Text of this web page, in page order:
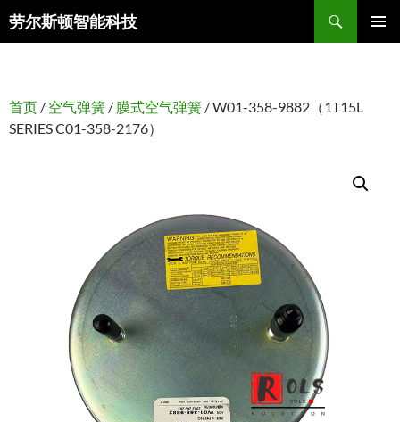
劳尔斯顿智能科技
搜
索
首页 / 空气弹簧 / 膜式空气弹簧 / W01-358-9882（1T15L
SERIES C01-358-2176）